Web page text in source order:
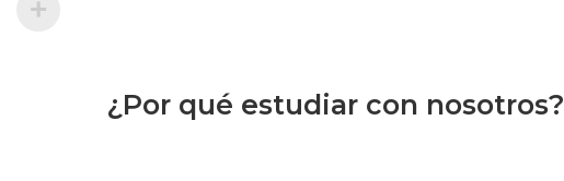
¿Por qué estudiar con nosotros?